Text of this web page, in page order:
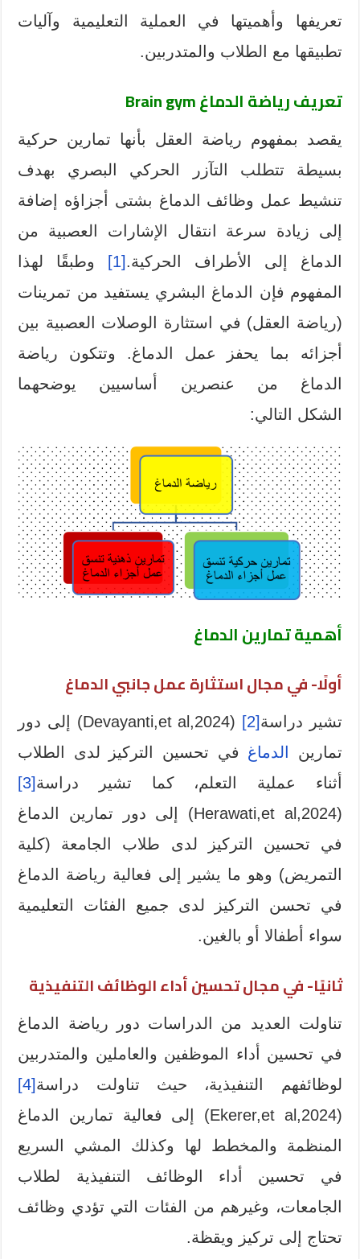
تعريفها وأهميتها في العملية التعليمية وآليات
تطبيقها مع الطلاب والمتدربين.
تعريف رياضة الدماغBrain gym
يقصد بمفهوم رياضة العقل بأنها تمارين حركية
بسيطة تتطلب التآزر الحركي البصري بهدف
تنشيط عمل وظائف الدماغ بشتى أجزاؤه إضافة
إلى زيادة سرعة انتقال الإشارات العصبية من
الدماغ إلى الأطراف الحركية.[1]
وطبقًا لهذا
المفهوم فإن الدماغ البشري يستفيد من تمرينات
(رياضة العقل) في استثارة الوصلات العصبية بين
أجزائه بما يحفز عمل الدماغ. وتتكون رياضة
الدماغ من عنصرين أساسيين يوضحهما
الشكل التالي:
أهمية تمارين الدماغ
أولًا- في مجال استثارة عمل جانبي الدماغ
تشير دراسة[2]
(Devayanti,et al,2024) إلى دور
تمارين
الدماغ في تحسين التركيز لدى الطلاب
أثناء عملية التعلم، كما تشير دراسة[3]
(Herawati,et al,2024) إلى دور تمارين الدماغ
في تحسين التركيز لدى طلاب الجامعة (كلية
التمريض) وهو ما يشير إلى فعالية رياضة الدماغ
في تحسن التركيز لدى جميع الفئات التعليمية
سواء أطفالا أو بالغين.
ثانيًا- في مجال تحسين أداء الوظائف التنفيذية
تناولت العديد من الدراسات دور رياضة الدماغ
في تحسين أداء الموظفين والعاملين والمتدربين
لوظائفهم التنفيذية، حيث تناولت دراسة[4]
(Ekerer,et al,2024) إلى فعالية تمارين الدماغ
المنظمة والمخطط لها وكذلك المشي السريع
في تحسين أداء الوظائف التنفيذية لطلاب
الجامعات، وغيرهم من الفئات التي تؤدي وظائف
تحتاج إلى تركيز ويقظة.